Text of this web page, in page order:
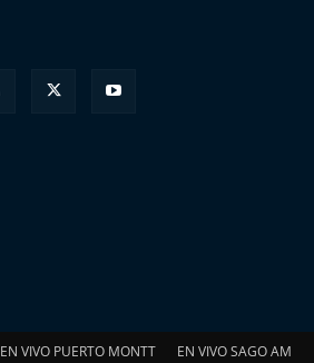
EN VIVO PUERTO MONTT EN VIVO SAGO AM